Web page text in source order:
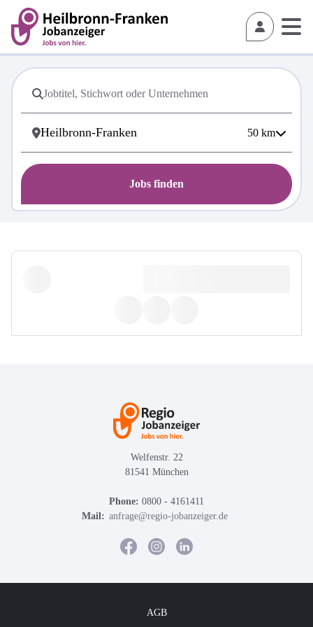
50 km
Jobs finden
Welfenstr. 22
81541 München
Phone: 0800 - 4161411
Mail: anfrage@regio-jobanzeiger.de
AGB